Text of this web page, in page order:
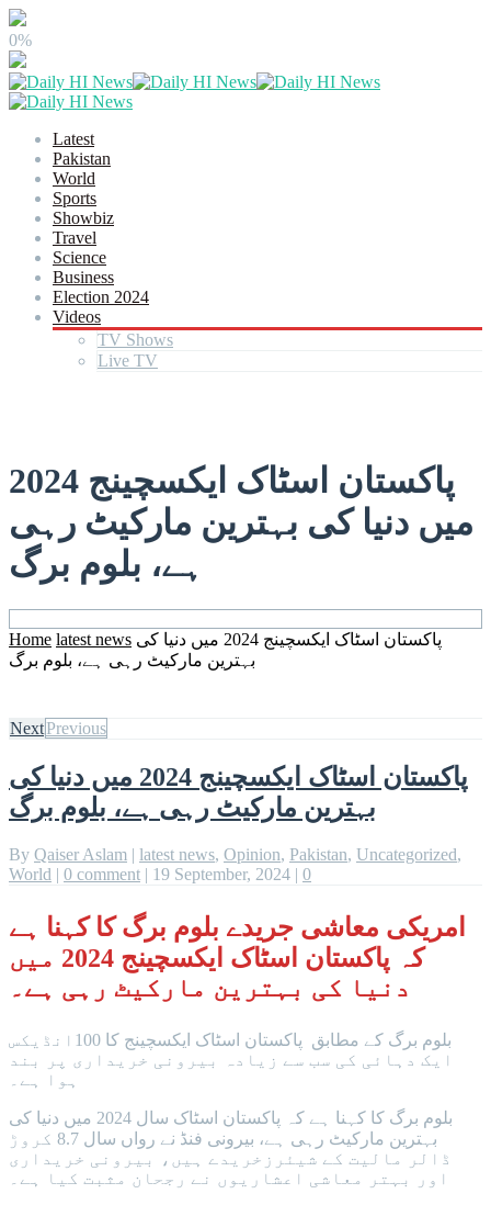
0%
Latest
Pakistan
World
Sports
Showbiz
Travel
Science
Business
Election 2024
Videos
TV Shows
Live TV
پاکستان اسٹاک ایکسچینج 2024
میں دنیا کی بہترین مارکیٹ رہی
ہے، بلوم برگ
Home latest news پاکستان اسٹاک ایکسچینج 2024 میں دنیا کی
بہترین مارکیٹ رہی ہے، بلوم برگ
NextPrevious
پاکستان اسٹاک ایکسچینج 2024 میں دنیا کی
بہترین مارکیٹ رہی ہے، بلوم برگ
By Qaiser Aslam | latest news, Opinion, Pakistan, Uncategorized,
World | 0 comment | 19 September, 2024 | 0
امریکی معاشی جریدے بلوم برگ کا کہنا ہے
کہ پاکستان اسٹاک ایکسچینج 2024 میں
دنیا کی بہترین مارکیٹ رہی ہے۔
بلوم برگ کے مطابق پاکستان اسٹاک ایکسچینج کا 100انڈیکس
ایک دہائی کی سب سے زیادہ بیرونی خریداری پر بند
ہوا ہے۔
بلوم برگ کا کہنا ہے کہ پاکستان اسٹاک سال 2024 میں دنیا کی
بہترین مارکیٹ رہی ہے، بیرونی فنڈ نے رواں سال 8.7 کروڑ
ڈالر مالیت کے شیئرزخریدے ہیں، بیرونی خریداری
اور بہتر معاشی اعشاریوں نے رجحان مثبت کیا ہے۔